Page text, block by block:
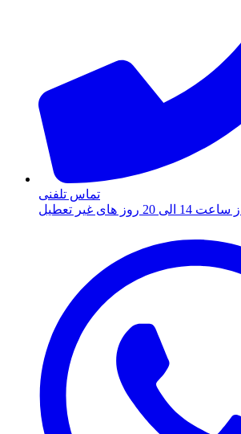
تماس تلفنی
از ساعت 14 الی 20 روز های غیر تعطیل